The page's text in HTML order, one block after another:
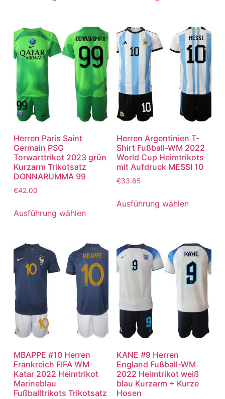
Herren Paris Saint
Germain PSG
Torwarttrikot 2023 grün
Kurzarm Trikotsatz
DONNARUMMA 99
€42.00
Ausführung wählen
Herren Argentinien T-
Shirt Fußball-WM 2022
World Cup Heimtrikots
mit Aufdruck MESSI 10
€33.65
Ausführung wählen
MBAPPE #10 Herren
Frankreich FIFA WM
Katar 2022 Heimtrikot
Marineblau
Fußballtrikots Trikotsatz
KANE #9 Herren
England Fußball-WM
2022 Heimtrikot weiß
blau Kurzarm + Kurze
Hosen